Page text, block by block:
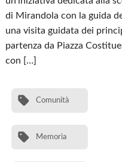
di Mirandola con la guida
una visita guidata dei
partenza da Piazza
con […]
Comunità
Memoria